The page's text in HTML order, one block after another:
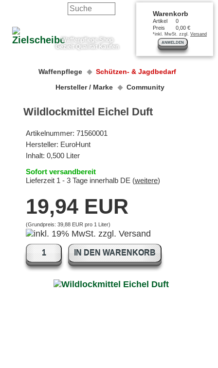
Waffenpflege Shop
Gezielt Qualität Kaufen
Warenkorb
Artikel
0
Preis
0,00 €
*inkl. MwSt. zzgl. Versand
ANMELDEN
Waffenpflege
Schützen- & Jagdbedarf
Hersteller / Marke
Community
Wildlockmittel Eichel Duft
Artikelnummer: 71560001
Hersteller: EuroHunt
Inhalt: 0,500 Liter
Sofort versandbereit
Lieferzeit 1 - 3 Tage innerhalb DE (weitere)
19,94 EUR
(Grundpreis: 39,88 EUR pro 1 Liter)
IN DEN WARENKORB